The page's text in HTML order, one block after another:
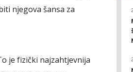
njegova šansa za
je fizički najzahtjevnija